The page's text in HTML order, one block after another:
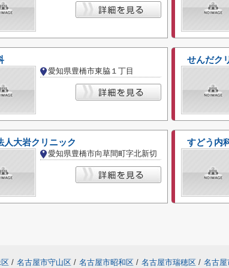
愛知県豊橋市東脇１丁目
せんだク
人大岩クリニック
愛知県豊橋市向草間町字北新切
すどう内
/ 名古屋市守山区 / 名古屋市昭和区 / 名古屋市瑞穂区 / 名古屋